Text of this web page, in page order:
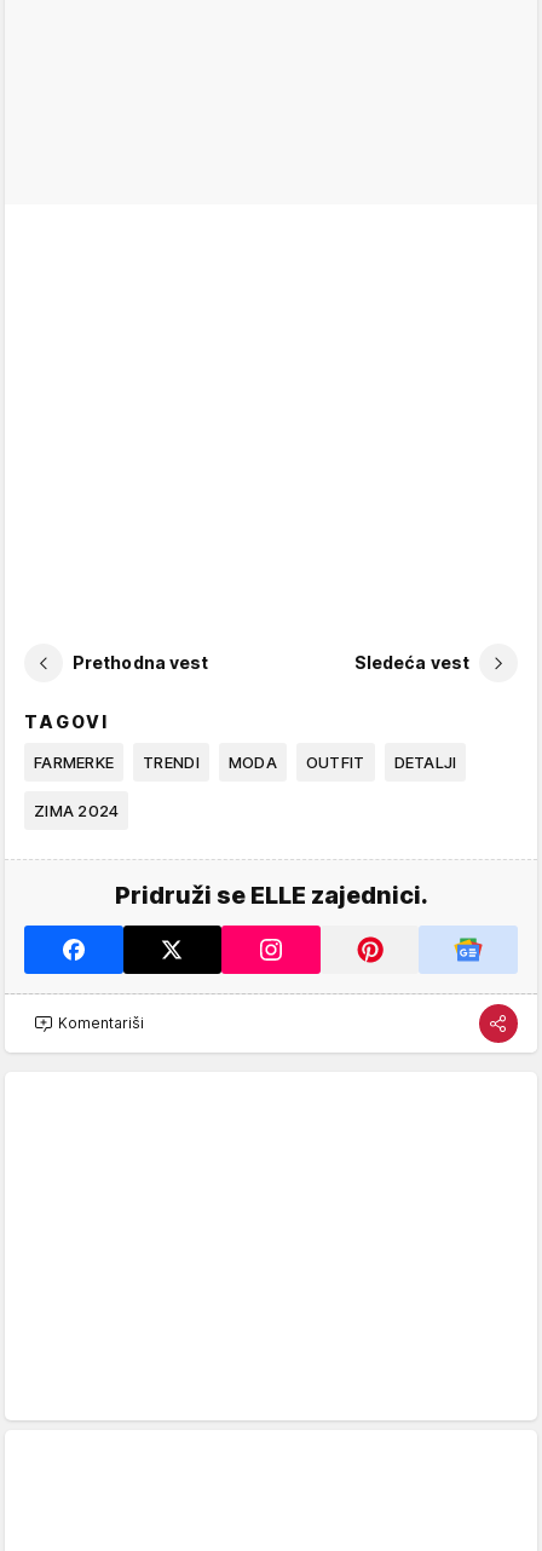
Prethodna vest Sledeća vest
TAGOVI
FARMERKE TRENDI MODA OUTFIT DETALJI
ZIMA 2024
Pridruži se ELLE zajednici.
Komentariši